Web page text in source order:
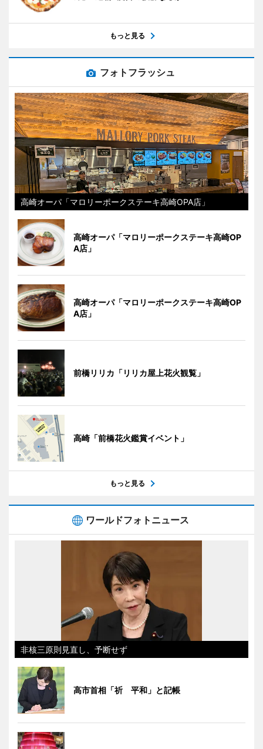
もっと見る
フォトフラッシュ
高崎オーパ「マロリーポークステーキ高崎OPA店」
高崎オーパ「マロリーポークステーキ高崎OP
A店」
高崎オーパ「マロリーポークステーキ高崎OP
A店」
前橋リリカ「リリカ屋上花火観覧」
高崎「前橋花火鑑賞イベント」
もっと見る
ワールドフォトニュース
非核三原則見直し、予断せず
高市首相「祈 平和」と記帳